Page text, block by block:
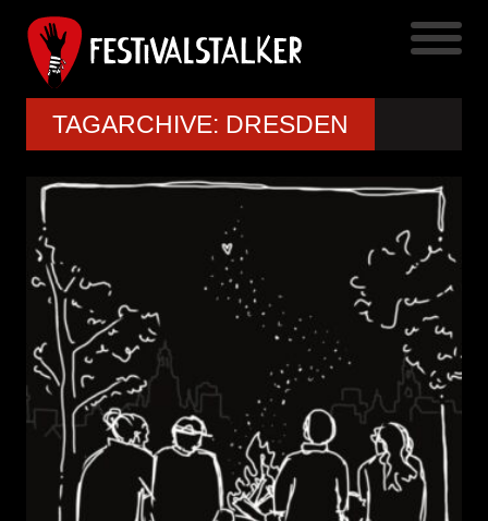
TAGARCHIVE: DRESDEN